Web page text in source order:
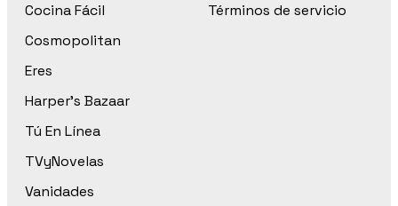
Cocina Fácil
Cosmopolitan
Eres
Harper’s Bazaar
Tú En Línea
TVyNovelas
Vanidades
Términos de servicio